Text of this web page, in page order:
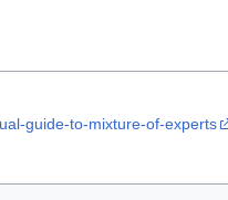
guide-to-mixture-of-experts